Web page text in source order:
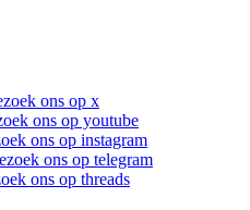
ons op x
ons op youtube
ons op instagram
ons op telegram
ons op threads